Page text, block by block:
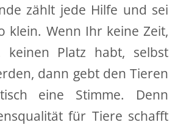
zählt jede Hilfe und sei
klein. Wenn Ihr keine Zeit,
keinen Platz habt, selbst
dann gebt den Tieren
eine Stimme. Denn
für Tiere schafft